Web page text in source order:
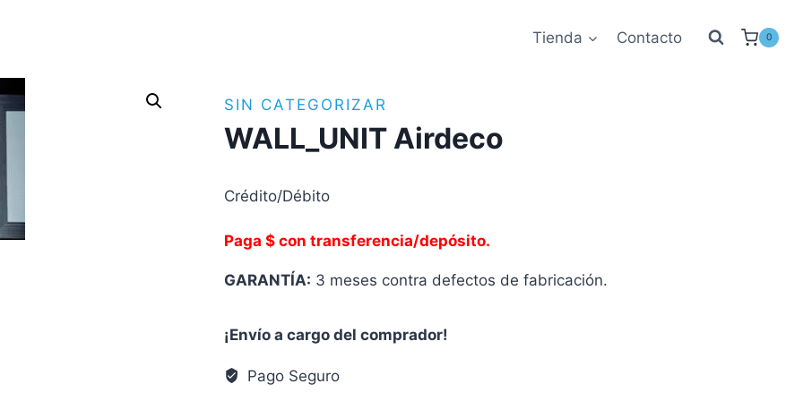
Tienda Contacto 0
SIN CATEGORIZAR
WALL_UNIT Airdeco
Crédito/Débito
Paga $ con transferencia/depósito.
GARANTÍA: 3 meses contra defectos de fabricación.
¡Envío a cargo del comprador!
Pago Seguro